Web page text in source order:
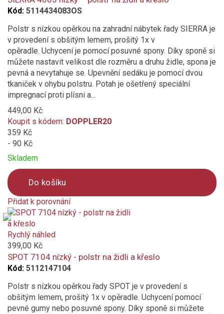
Kód: 5114434083OS
Polstr s nízkou opěrkou na zahradní nábytek řady SIERRA je
v provedení s obšitým lemem, prošitý 1x v
opěradle. Uchycení je pomocí posuvné spony. Díky sponě si
můžete nastavit velikost dle rozměru a druhu židle, spona je
pevná a nevytahuje se. Upevnění sedáku je pomocí dvou
tkaniček v ohybu polstru. Potah je ošetřený speciální
impregnací proti plísni a...
449,00 Kč
Koupit s kódem: DOPPLER20
359 Kč
- 90 Kč
Skladem
Do košíku
Přidat k porovnání
Product
is
added
to
compare
Rychlý náhled
399,00 Kč
SPOT 7104 nízký - polstr na židli a křeslo
Kód: 5112147104
Polstr s nízkou opěrkou řady SPOT je v provedení s
obšitým lemem, prošitý 1x v opěradle. Uchycení pomocí
pevné gumy nebo posuvné spony. Díky sponě si můžete